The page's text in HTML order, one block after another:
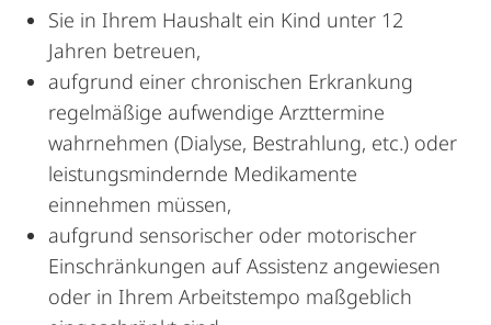
Sie in Ihrem Haushalt ein Kind unter 12
Jahren betreuen,
aufgrund einer chronischen Erkrankung
regelmäßige aufwendige Arzttermine
wahrnehmen (Dialyse, Bestrahlung, etc.) oder
leistungsmindernde Medikamente
einnehmen müssen,
aufgrund sensorischer oder motorischer
Einschränkungen auf Assistenz angewiesen
oder in Ihrem Arbeitstempo maßgeblich